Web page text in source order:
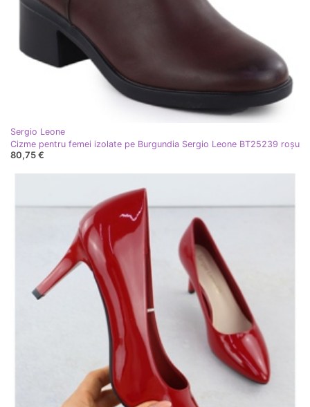
Sergio Leone
Cizme pentru femei izolate pe Burgundia Sergio Leone BT25239 roşu
80,75 €